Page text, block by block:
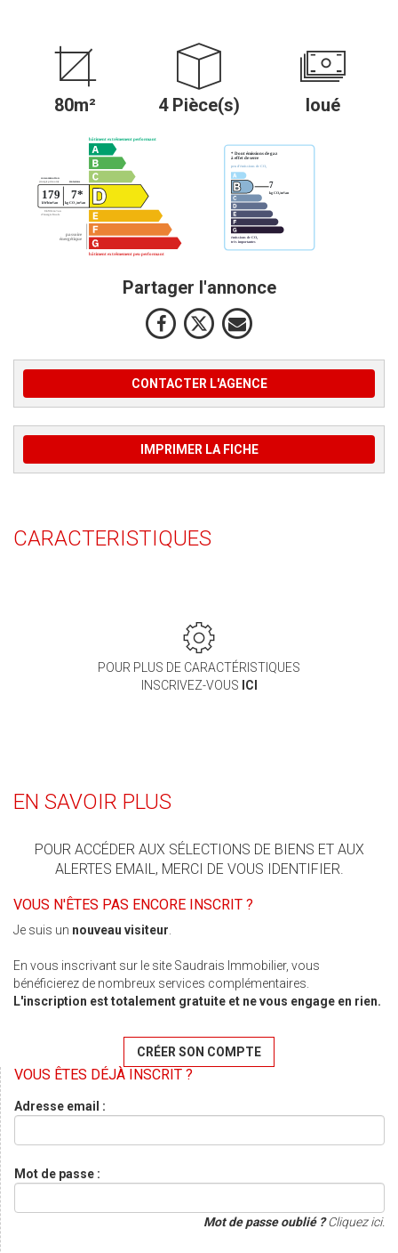
80m² 4 Pièce(s) loué
Partager l'annonce
CONTACTER L'AGENCE
IMPRIMER LA FICHE
CARACTERISTIQUES
POUR PLUS DE CARACTÉRISTIQUES
INSCRIVEZ-VOUS ICI
EN SAVOIR PLUS
POUR ACCÉDER AUX SÉLECTIONS DE BIENS ET AUX
ALERTES EMAIL, MERCI DE VOUS IDENTIFIER.
VOUS N'ÊTES PAS ENCORE INSCRIT ?
Je suis un nouveau visiteur.
En vous inscrivant sur le site Saudrais Immobilier, vous
bénéficierez de nombreux services complémentaires.
L'inscription est totalement gratuite et ne vous engage en rien.
CRÉER SON COMPTE
VOUS ÊTES DÉJÀ INSCRIT ?
Adresse email :
Mot de passe :
Mot de passe oublié ?Cliquez ici.